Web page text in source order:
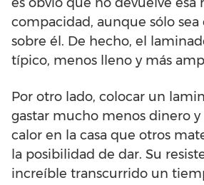
compacidad, aunque sólo
sobre él. De hecho, el
típico, menos lleno y más
Por otro lado, colocar un
gastar mucho menos dinero
calor en la casa que otros
la posibilidad de dar. Su
increíble transcurrido un